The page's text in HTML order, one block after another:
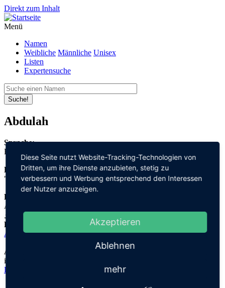
Direkt zum Inhalt
Menü
Namen
Weibliche Männliche Unisex
Listen
Expertensuche
Suche!
Abdulah
Sprache:
Bosnisch
Bedeutung:
"Diener" + "Gott"
Herleitung:
Arabisch,
Herkunftsname:
Abdallah
Anmerkungen:
im Koran war Abdallah der Vater des Propheten Mohammed
Datenschutz
Diese Seite nutzt Website-Tracking-Technologien von
Dritten, um ihre Dienste anzubieten, stetig zu
verbessern und Werbung entsprechend den Interessen
der Nutzer anzuzeigen.
Akzeptieren
Ablehnen
mehr